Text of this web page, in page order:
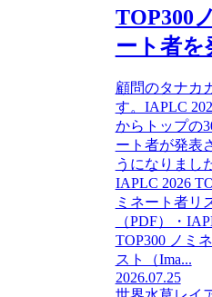
TOP300
ート者を
顧問のタナカ
す。IAPLC
からトップの
ート者が発表
うになりまし
IAPLC 2026
ミネート者リ
（PDF）・
TOP300 ノミ
スト（Ima...
2026.07.25